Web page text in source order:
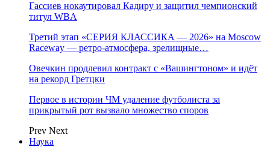
Гассиев нокаутировал Кадиру и защитил чемпионский
титул WBA
Третий этап «СЕРИЯ КЛАССИКА — 2026» на Moscow
Raceway — ретро‑атмосфера, зрелищные…
Овечкин продлевил контракт с «Вашингтоном» и идёт
на рекорд Гретцки
Первое в истории ЧМ удаление футболиста за
прикрытый рот вызвало множество споров
Prev Next
Наука